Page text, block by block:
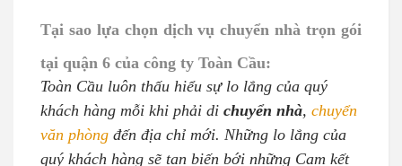
Tại sao lựa chọn dịch vụ chuyển nhà trọn gói
tại quận 6 của công ty Toàn Cầu:
Toàn Cầu luôn thấu hiểu sự lo lắng của quý
khách hàng mỗi khi phải di chuyển nhà, chuyển
văn phòng đến địa chỉ mới. Những lo lắng của
quý khách hàng sẽ tan biến bới những Cam kết